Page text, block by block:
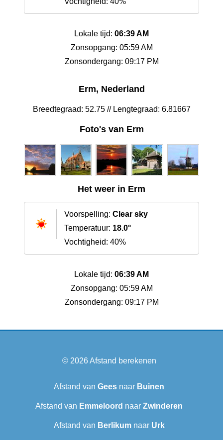
Lokale tijd: 06:39 AM
Zonsopgang: 05:59 AM
Zonsondergang: 09:17 PM
Erm, Nederland
Breedtegraad: 52.75 // Lengtegraad: 6.81667
Foto's van Erm
Het weer in Erm
Voorspelling: Clear sky
Temperatuur: 18.0°
Vochtigheid: 40%
Lokale tijd: 06:39 AM
Zonsopgang: 05:59 AM
Zonsondergang: 09:17 PM
© 2026Afstand berekenen
Afstand van Gees naar Buinen
Afstand van Emmeloord naar Zwinderen
Afstand van Berlikumnaar Urk